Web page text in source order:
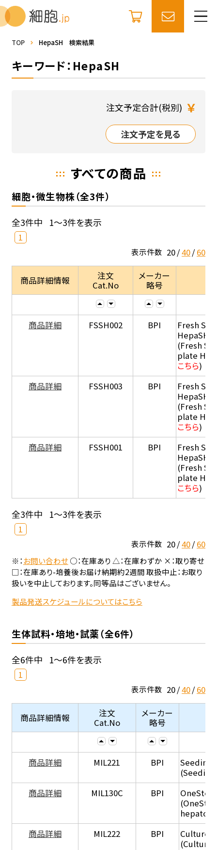
TOP HepaSH 検索結果
キーワード：HepaSH
注文予定合計(税別) ￥
注文予定を見る
すべての商品
細胞・微生物株（全3件）
全3件中 1～3件を表示
1
表示件数 20 40 60
商品詳細情報
注文
Cat.No
メーカー
略号
商品詳細 FSSH002 BPI
Fresh
HepaSH®
(Fresh
plate
こちら)
商品詳細
FSSH003 BPI
Fresh
HepaSH®
(Fresh
plate
こちら)
商品詳細
FSSH001 BPI
Fresh
HepaSH®
(Fresh
plate
こちら)
全3件中 1～3件を表示
1
表示件数 20 40 60
※：お問い合わせ○：在庫あり △：在庫わずか ×：取り寄せ
□：在庫あり-培養後お届け納期約2週間 取扱中止：お取り
扱いを中止しております。同等品はございません。
製品発送スケジュールについてはこちら
生体試料・培地・試薬（全6件）
全6件中 1～6件を表示
1
表示件数 20 40 60
商品詳細情報
注文
Cat.No
メーカー
略号
商品詳細 MIL221 BPI
Seeding
商品詳細
MIL130C BPI
商品詳細
MIL222 BPI
Culture
(Culture